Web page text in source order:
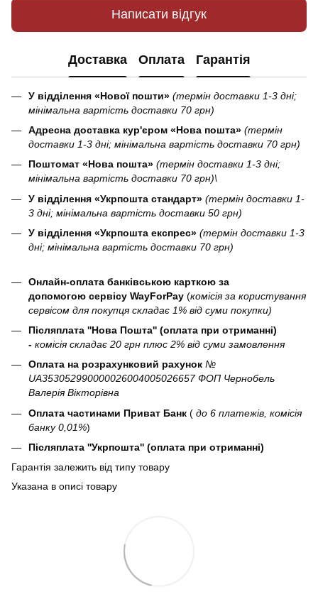
Написати відгук
Доставка Оплата Гарантія
У відділення «Нової пошти» (термін доставки 1-3 дні;
мінімальна вартість доставки 70 грн)
Адресна доставка кур'єром «Нова пошта» (термін
доставки 1-3 дні; мінімальна вартість доставки 70 грн)
Поштомат «Нова пошта» (термін доставки 1-3 дні;
мінімальна вартість доставки 70 грн)\
У відділення «Укрпошта стандарт» (термін доставки 1-
3 дні; мінімальна вартість доставки 50 грн)
У відділення «Укрпошта експрес» (термін доставки 1-3
дні; мінімальна вартість доставки 70 грн)
Онлайн-оплата банківською карткою за
допомогою сервісу WayForPay (комісія за користування
сервісом для покупця складає 1% від суми покупки)
Післяплата ''Нова Пошта'' (оплата при отриманні)
- комісія складає 20 грн плюс 2% від суми замовлення
Оплата на розрахунковий рахунок №
UA353052990000026004005026657 ФОП Чернобель
Валерія Вікторівна
Оплата частинами Приват Банк ( до 6 платежів, комісія
банку 0,01%)
Післяплата ''Укрпошта'' (оплата при отриманні)
Гарантія залежить від типу товару
Указана в описі товару